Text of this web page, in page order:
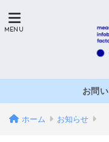
お問
ホーム お知らせ